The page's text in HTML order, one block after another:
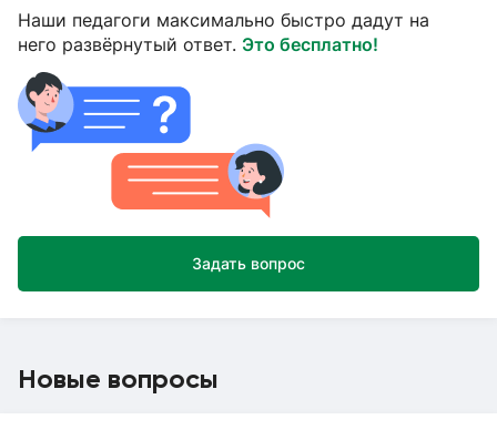
Наши педагоги максимально быстро дадут на
него развёрнутый ответ. Это бесплатно!
Задать вопрос
Новые вопросы